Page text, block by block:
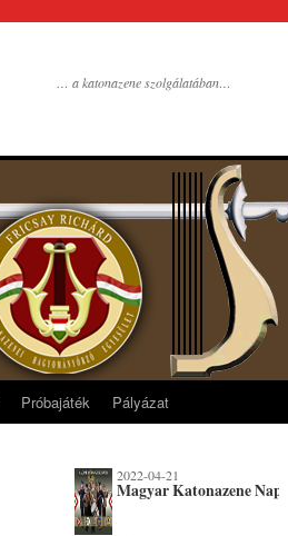
… a katonazene szolgálatában…
Próbajáték Pályázat
2022-04-21
Magyar Katonazene Napja